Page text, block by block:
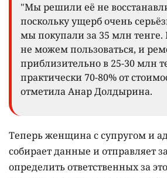
"Мы решили её не
поскольку ущерб очень
мы покупали за 35 млн
не можем пользоваться, и
приблизительно в 25-30 млн
практически 70-80% от
отметила Анар Долдырина.
Теперь женщина с супругом и
собирает данные и отправляет
определить ответственных за